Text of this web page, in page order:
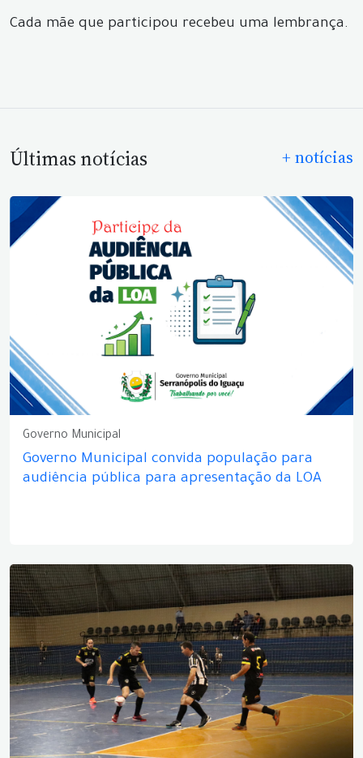
Cada mãe que participou recebeu uma lembrança.
Últimas notícias + notícias
Governo Municipal
Governo Municipal convida população para
audiência pública para apresentação da LOA